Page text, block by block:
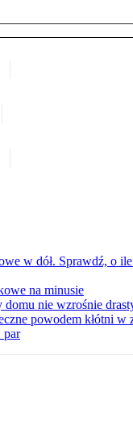
w dół. Sprawdź, o
na minusie
nie wzrośnie
powodem kłótni w
par